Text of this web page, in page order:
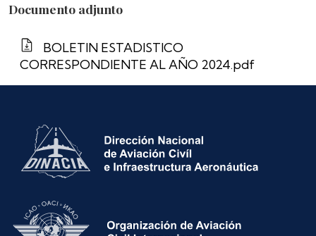
Documento adjunto
BOLETIN ESTADISTICO
CORRESPONDIENTE AL AÑO 2024.pdf